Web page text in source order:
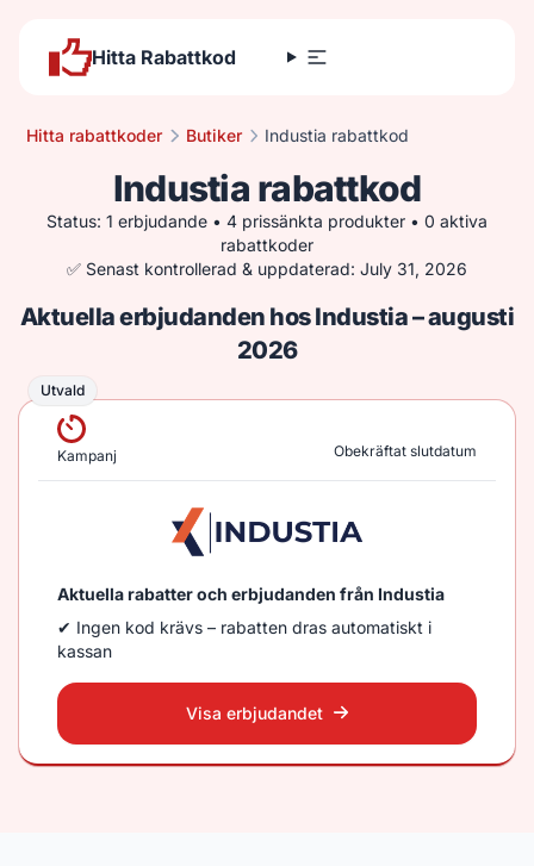
Hitta Rabattkod
Hitta rabattkoder Butiker Industia rabattkod
Industia rabattkod
Status: 1 erbjudande • 4 prissänkta produkter • 0 aktiva
rabattkoder
✅ Senast kontrollerad & uppdaterad: July 31, 2026
Aktuella erbjudanden hos Industia – augusti
2026
Utvald
Utvald
Kampanj Obekräftat slutdatum
Aktuella rabatter och erbjudanden från Industia
✔ Ingen kod krävs – rabatten dras automatiskt i
kassan
Visa erbjudandet